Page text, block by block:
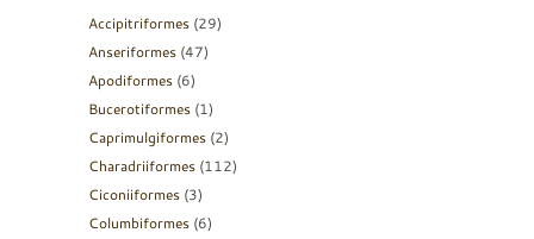
Accipitriformes (29)
Anseriformes (47)
Apodiformes (6)
Bucerotiformes (1)
Caprimulgiformes (2)
Charadriiformes (112)
Ciconiiformes (3)
Columbiformes (6)